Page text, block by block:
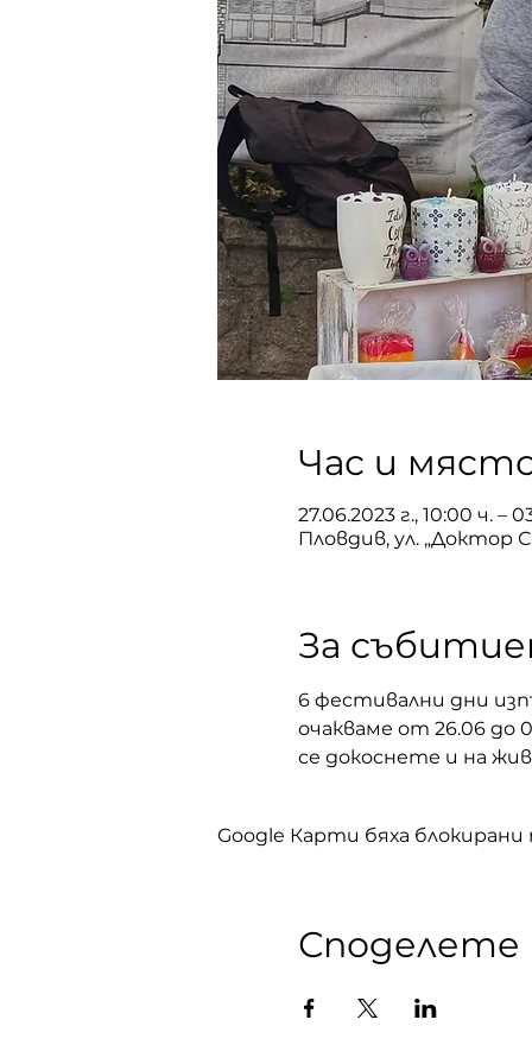
Час и
27.06.2023 г., 10:00 ч. –
Пловдив, ул. „Доктор
За
6 фестивални дни
очакваме от 26.06 до
се докоснете и на
Google Карти бяха